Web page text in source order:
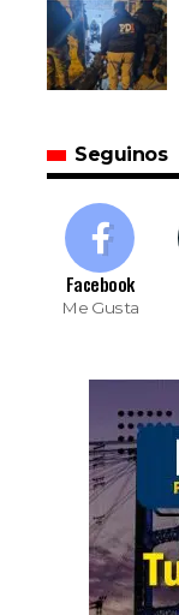
Seguinos
Facebook
Me Gusta